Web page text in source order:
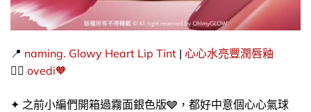
📍 naming. Glowy Heart Lip Tint | 心心水亮豐潤唇釉
👉🏻​ ovedi​🧡
✦ 之前小編們開箱過霧面銀色版🩶，都好中意個心心氣球